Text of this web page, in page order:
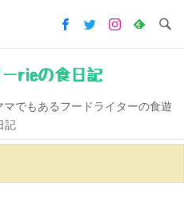
rieの食日記
でもあるフードライターの食遊
記